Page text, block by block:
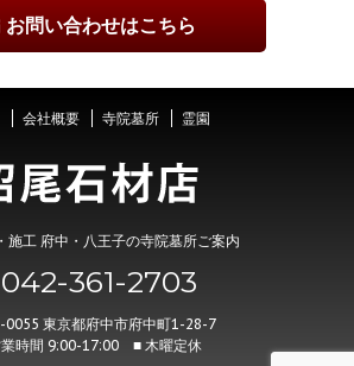
お問い合わせはこちら
会社概要 寺院墓所 霊園
施工 府中・八王子の寺院墓所ご案内
361-2703
0055 東京都府中市府中町1-28-7
時間 9:00-17:00 ■ 木曜定休